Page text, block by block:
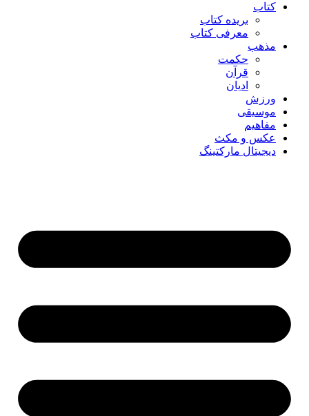
کتاب
بریده کتاب
معرفی کتاب
مذهب
حکمت
قرآن
ادیان
ورزش
موسیقی
مفاهیم
عکس و مکث
دیجیتال مارکتینگ